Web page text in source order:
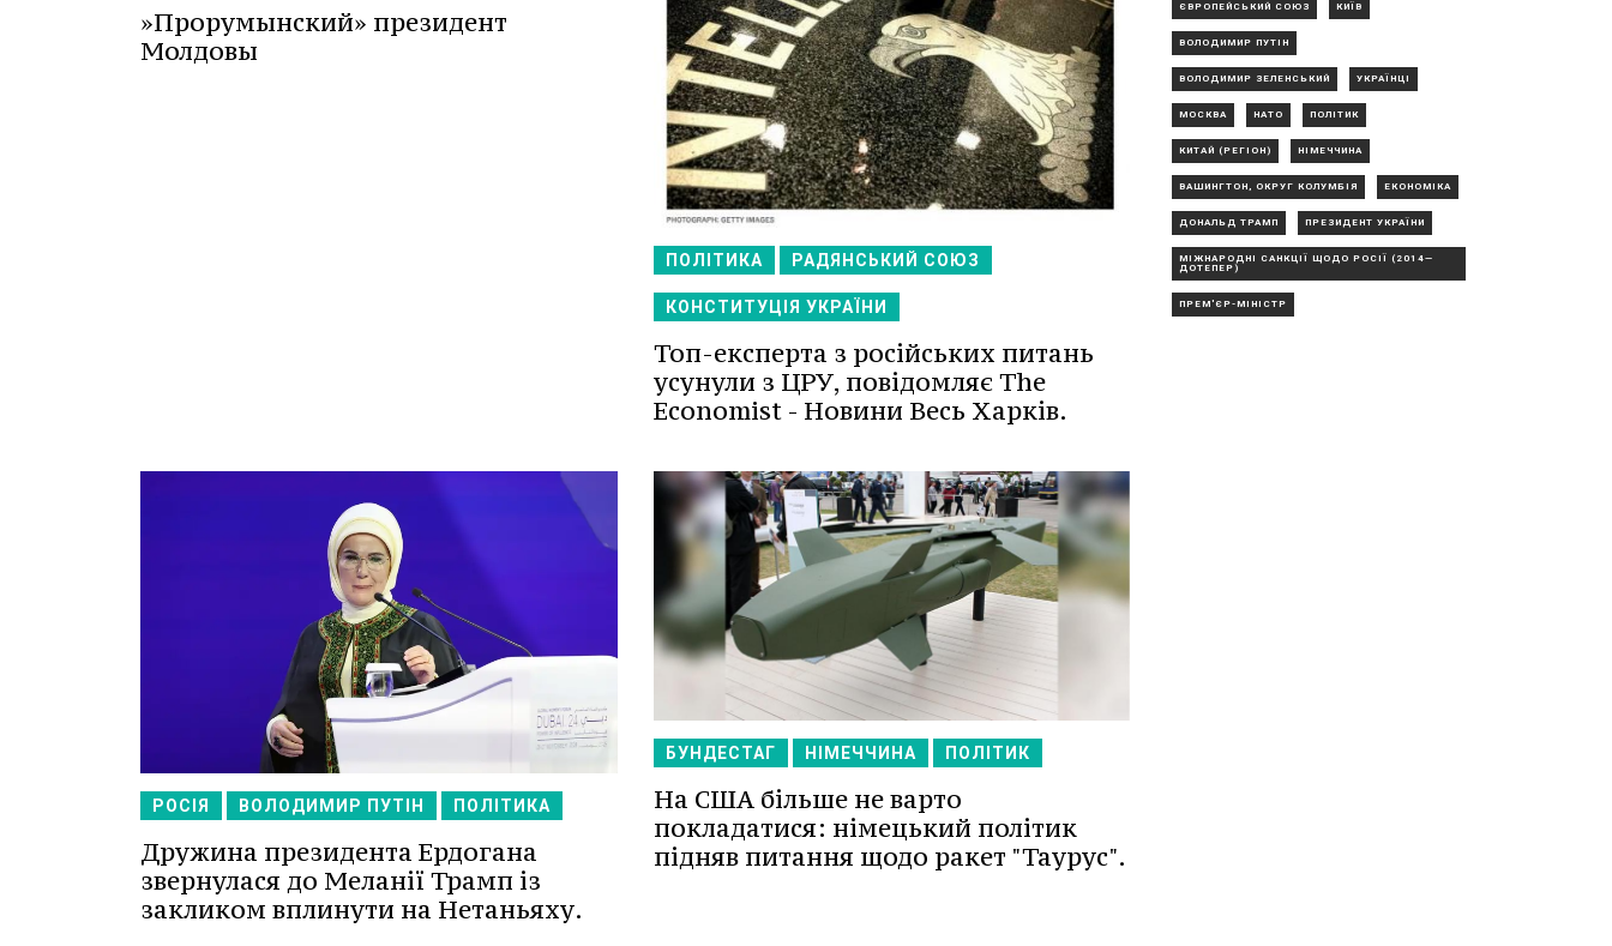
»Прорумынский» президент
Молдовы
ПОЛІТИКА РАДЯНСЬКИЙ СОЮЗ
КОНСТИТУЦІЯ УКРАЇНИ
Топ-експерта з російських питань
усунули з ЦРУ, повідомляє The
Economist - Новини Весь Харків.
РОСІЯ ВОЛОДИМИР ПУТІН ПОЛІТИКА
Дружина президента Ердогана
звернулася до Меланії Трамп із
закликом вплинути на Нетаньяху.
БУНДЕСТАГ НІМЕЧЧИНА ПОЛІТИК
На США більше не варто
покладатися: німецький політик
підняв питання щодо ракет "Таурус".
ЄВРОПЕЙСЬКИЙ СОЮЗ КИЇВ
ВОЛОДИМИР ПУТІН
ВОЛОДИМИР ЗЕЛЕНСЬКИЙ УКРАЇНЦІ
МОСКВА НАТО ПОЛІТИК
КИТАЙ (РЕГІОН) НІМЕЧЧИНА
ВАШИНГТОН, ОКРУГ КОЛУМБІЯ ЕКОНОМІКА
ДОНАЛЬД ТРАМП ПРЕЗИДЕНТ УКРАЇНИ
МІЖНАРОДНІ САНКЦІЇ ЩОДО РОСІЇ (2014—
ДОТЕПЕР)
ПРЕМ'ЄР-МІНІСТР